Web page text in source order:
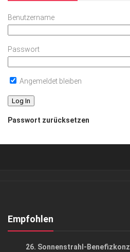
Benutzername
Passwort
Angemeldet bleiben
Passwort zurücksetzen
Kontakt, Impressum
Empfohlen
26. Sonnenstrahl-